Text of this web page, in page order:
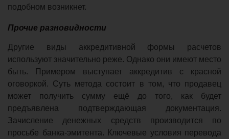
подобном возникнет.
Прочие разновидности
Другие виды аккредитивной формы расчетов
используют значительно реже. Однако они имеют место
быть. Примером выступает аккредитив с красной
оговоркой. Суть метода состоит в том, что продавец
может получить сумму ещё до того, как будет
предъявлена подтверждающая документация.
Зачисление денежных средств производится по
просьбе банка-эмитента. Ключевые условия перевода